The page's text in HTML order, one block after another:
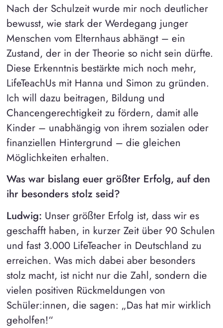
Nach der Schulzeit wurde mir noch deutlicher
bewusst, wie stark der Werdegang junger
Menschen vom Elternhaus abhängt – ein
Zustand, der in der Theorie so nicht sein dürfte.
Diese Erkenntnis bestärkte mich noch mehr,
LifeTeachUs mit Hanna und Simon zu gründen.
Ich will dazu beitragen, Bildung und
Chancengerechtigkeit zu fördern, damit alle
Kinder – unabhängig von ihrem sozialen oder
finanziellen Hintergrund – die gleichen
Möglichkeiten erhalten.
Was war bislang euer größter Erfolg, auf den
ihr besonders stolz seid?
Ludwig: Unser größter Erfolg ist, dass wir es
geschafft haben, in kurzer Zeit über 90 Schulen
und fast 3.000 LifeTeacher in Deutschland zu
erreichen. Was mich dabei aber besonders
stolz macht, ist nicht nur die Zahl, sondern die
vielen positiven Rückmeldungen von
Schüler:innen, die sagen: „Das hat mir wirklich
geholfen!“